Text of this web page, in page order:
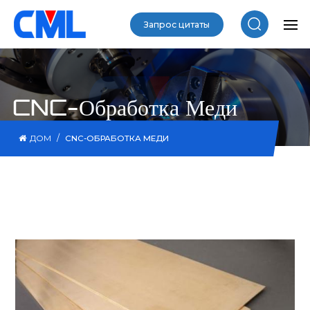
Запрос цитаты
CNC-Обработка Меди
ДОМ / CNC-ОБРАБОТКА МЕДИ